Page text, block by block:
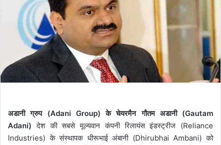
अडानी ग्रुप (Adani Group) के चेयरमैन गौतम अडानी (Gautam
Adani) देश की सबसे मूल्यवान कंपनी रिलायंस इंडस्ट्रीज (Reliance
Industries) के संस्थापक धीरूभाई अंबानी (Dhirubhai Ambani) को